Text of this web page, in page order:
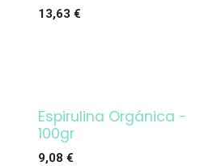
13,63 €
Espirulina Orgánica -
100gr
9,08 €